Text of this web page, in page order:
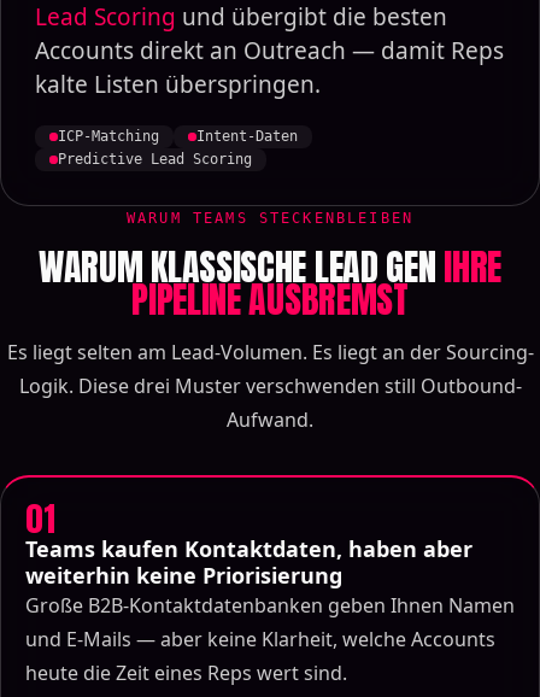
Lead Scoring und übergibt die besten
Accounts direkt an Outreach — damit Reps
kalte Listen überspringen.
ICP-Matching
Intent-Daten
Predictive Lead Scoring
WARUM TEAMS STECKENBLEIBEN
WARUM KLASSISCHE LEAD GENIHRE
PIPELINE AUSBREMST
Es liegt selten am Lead-Volumen. Es liegt an der Sourcing-
Logik. Diese drei Muster verschwenden still Outbound-
Aufwand.
01
Teams kaufen Kontaktdaten, haben aber
weiterhin keine Priorisierung
Große B2B-Kontaktdatenbanken geben Ihnen Namen
und E-Mails — aber keine Klarheit, welche Accounts
heute die Zeit eines Reps wert sind.